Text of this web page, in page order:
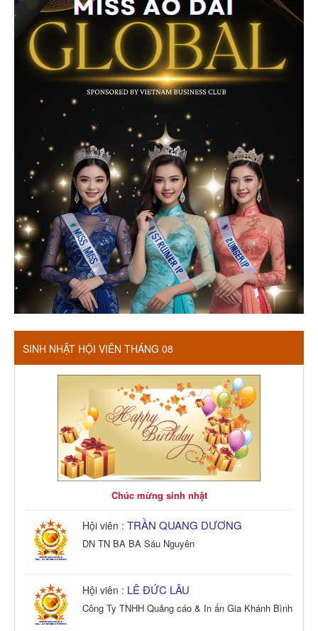
SINH NHẬT HỘI VIÊN THÁNG 08
Chúc mừng sinh nhật
Hội viên : TRẦN QUANG DƯƠNG
DN TN BA BA Sáu Nguyên
Hội viên : LÊ ĐỨC LÂU
Công Ty TNHH Quảng cáo & In ấn Gia Khánh Bình